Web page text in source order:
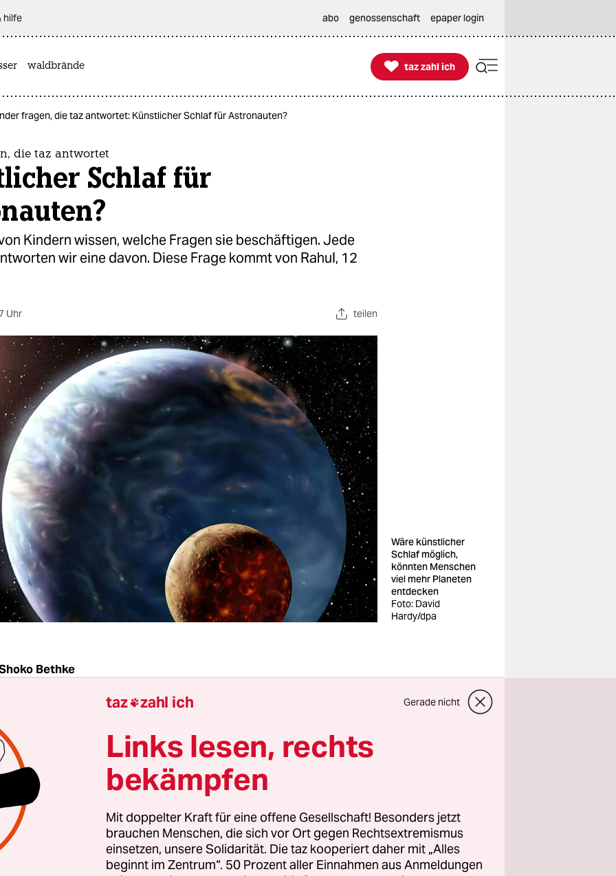
hilfe abo genossenschaft epaper login
waldbrände 
taz zahl ich
taz zahl ich
fragen, die taz antwortet: Künstlicher Schlaf für Astronauten?
die taz antwortet
Schlaf für
Kindern wissen, welche Fragen sie beschäftigen. Jede
wir eine davon. Diese Frage kommt von Rahul, 12
Uhr teilen
Wäre künstlicher
Schlaf möglich,
könnten Menschen
viel mehr Planeten
entdecken
Foto: David
Hardy/dpa
Bethke
Du wolltest gerne wissen, wie realistisch es ist,
in einen künstlichen Schlaf zu versetzen, damit sie
zu anderen Planeten zurücklegen können. In Filmen
vor. In einem Film aus den USA befinden sich die As­
für 120 Jahre in einem Hyperschlaf. Das ist super, weil
nicht so viel Essen mit ins All nehmen muss.
ist so ein langer Schlaf aber schwierig. Denn wenn wir
taz zahl ich Gerade nicht
Links lesen, rechts
bekämpfen
Mit doppelter Kraft für eine offene Gesellschaft! Besonders jetzt
brauchen Menschen, die sich vor Ort gegen Rechtsextremismus
einsetzen, unsere Solidarität. Die taz kooperiert daher mit „Alles
beginnt im Zentrum“. 50 Prozent aller Einnahmen aus Anmeldungen